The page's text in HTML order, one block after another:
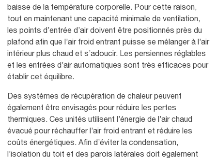
baisse de la température corporelle. Pour cette raison,
tout en maintenant une capacité minimale de ventilation,
les points d’entrée d’air doivent être positionnés près du
plafond afin que l’air froid entrant puisse se mélanger à l’air
intérieur plus chaud et s’adoucir. Les persiennes réglables
et les entrées d’air automatiques sont très efficaces pour
établir cet équilibre.
Des systèmes de récupération de chaleur peuvent
également être envisagés pour réduire les pertes
thermiques. Ces unités utilisent l’énergie de l’air chaud
évacué pour réchauffer l’air froid entrant et réduire les
coûts énergétiques. Afin d’éviter la condensation,
l’isolation du toit et des parois latérales doit également